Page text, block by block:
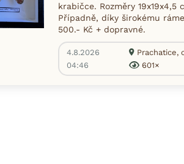
krabičce. Rozměry 19x19x4,5
Případně, díky širokému
500.- Kč + dopravné.
4.8.2026
04:46
Prachatice,
601×